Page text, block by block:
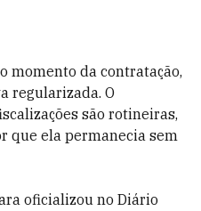
momento da contratação,
regularizada. O
são rotineiras,
que ela permanecia sem
oficializou no Diário